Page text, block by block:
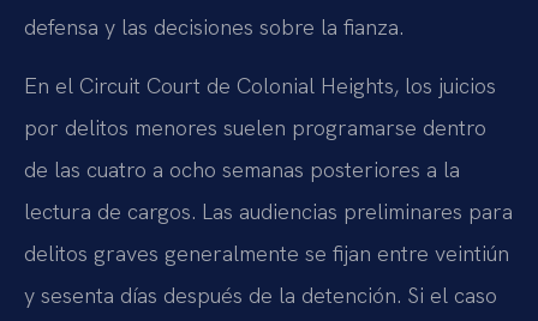
defensa y las decisiones sobre la fianza.
En el Circuit Court de Colonial Heights, los juicios
por delitos menores suelen programarse dentro
de las cuatro a ocho semanas posteriores a la
lectura de cargos. Las audiencias preliminares para
delitos graves generalmente se fijan entre veintiún
y sesenta días después de la detención. Si el caso